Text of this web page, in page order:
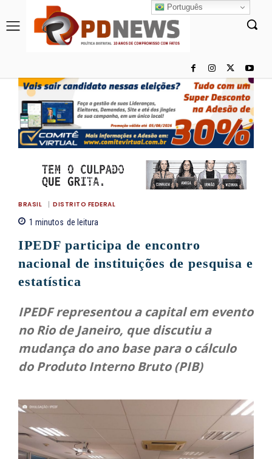
BRASIL DISTRITO FEDERAL
1 minutos de leitura
IPEDF participa de encontro
nacional de instituições de pesquisa e
estatística
IPEDF representou a capital em evento
no Rio de Janeiro, que discutiu a
mudança do ano base para o cálculo
do Produto Interno Bruto (PIB)
Português